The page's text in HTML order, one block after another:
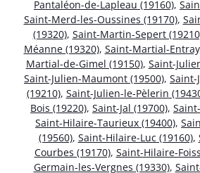
Pantaléon-de-Lapleau (19160),
Saint-Merd-les-Oussines (19170),
(19320), Saint-Martin-Sepert
Méanne (19320), Saint-Martial-
Martial-de-Gimel (19150), Saint-
Saint-Julien-Maumont (19500), Saint-
(19210), Saint-Julien-le-Pèlerin
Bois (19220), Saint-Jal (19700),
Saint-Hilaire-Taurieux (19400),
(19560), Saint-Hilaire-Luc (19160),
Courbes (19170), Saint-Hilaire-
Germain-les-Vergnes (19330),